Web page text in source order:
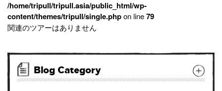
/home/tripull/tripull.asia/public_html/wp-
content/themes/tripull/single.phpon line79
関連のツアーはありません
Blog Category